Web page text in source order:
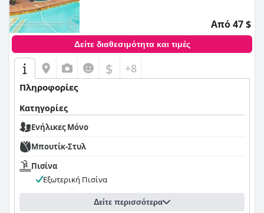
Από 47 $
Δείτε διαθεσιμότητα και τιμές
$ +8
Πληροφορίες
Κατηγορίες
Ενήλικες Μόνο
Μπουτίκ-Στυλ
Πισίνα
Εξωτερική Πισίνα
Δείτε περισσότερα